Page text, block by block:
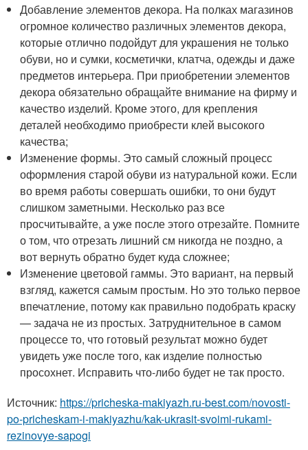
Добавление элементов декора. На полках магазинов
огромное количество различных элементов декора,
которые отлично подойдут для украшения не только
обуви, но и сумки, косметички, клатча, одежды и даже
предметов интерьера. При приобретении элементов
декора обязательно обращайте внимание на фирму и
качество изделий. Кроме этого, для крепления
деталей необходимо приобрести клей высокого
качества;
Изменение формы. Это самый сложный процесс
оформления старой обуви из натуральной кожи. Если
во время работы совершать ошибки, то они будут
слишком заметными. Несколько раз все
просчитывайте, а уже после этого отрезайте. Помните
о том, что отрезать лишний см никогда не поздно, а
вот вернуть обратно будет куда сложнее;
Изменение цветовой гаммы. Это вариант, на первый
взгляд, кажется самым простым. Но это только первое
впечатление, потому как правильно подобрать краску
— задача не из простых. Затруднительное в самом
процессе то, что готовый результат можно будет
увидеть уже после того, как изделие полностью
просохнет. Исправить что-либо будет не так просто.
Источник: https://pricheska-makiyazh.ru-best.com/novosti-
po-pricheskam-i-makiyazhu/kak-ukrasit-svoimi-rukami-
rezinovye-sapogi